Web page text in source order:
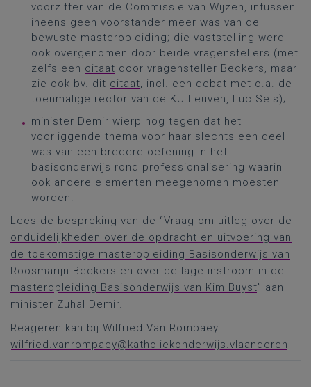
voorzitter van de Commissie van Wijzen, intussen
ineens geen voorstander meer was van de
bewuste masteropleiding; die vaststelling werd
ook overgenomen door beide vragenstellers (met
zelfs een citaat door vragensteller Beckers, maar
zie ook bv. dit citaat, incl. een debat met o.a. de
toenmalige rector van de KU Leuven, Luc Sels);
minister Demir wierp nog tegen dat het
voorliggende thema voor haar slechts een deel
was van een bredere oefening in het
basisonderwijs rond professionalisering waarin
ook andere elementen meegenomen moesten
worden.
Lees de bespreking van de “Vraag om uitleg over de
onduidelijkheden over de opdracht en uitvoering van
de toekomstige masteropleiding Basisonderwijs van
Roosmarijn Beckers en over de lage instroom in de
masteropleiding Basisonderwijs van Kim Buyst” aan
minister Zuhal Demir.
Reageren kan bij Wilfried Van Rompaey:
wilfried.vanrompaey@katholiekonderwijs.vlaanderen